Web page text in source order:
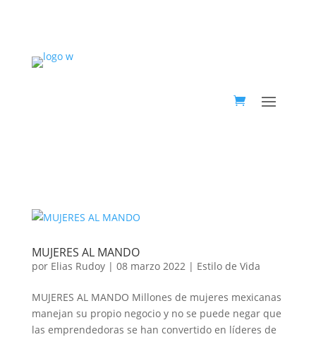
MUJERES AL MANDO
por Elias Rudoy| 08 marzo 2022| Estilo de Vida
MUJERES AL MANDO Millones de mujeres mexicanas
manejan su propio negocio y no se puede negar que
las emprendedoras se han convertido en líderes de